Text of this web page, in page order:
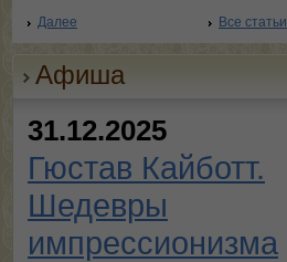
Далее Все статьи
Афиша
31.12.2025
Гюстав Кайботт.
Шедевры
импрессионизма